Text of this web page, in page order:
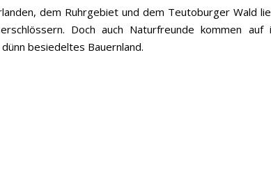
dem Ruhrgebiet und dem Teutoburger Wald
Doch auch Naturfreunde kommen
besiedeltes Bauernland.